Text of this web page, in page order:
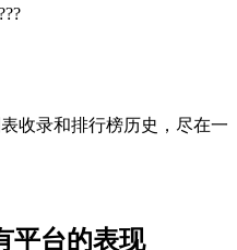
收录和排行榜历史，尽在一
平台的表现